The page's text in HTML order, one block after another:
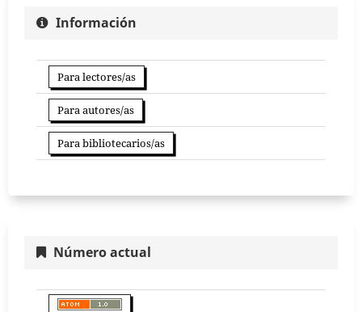
Información
Para lectores/as
Para autores/as
Para bibliotecarios/as
Número actual